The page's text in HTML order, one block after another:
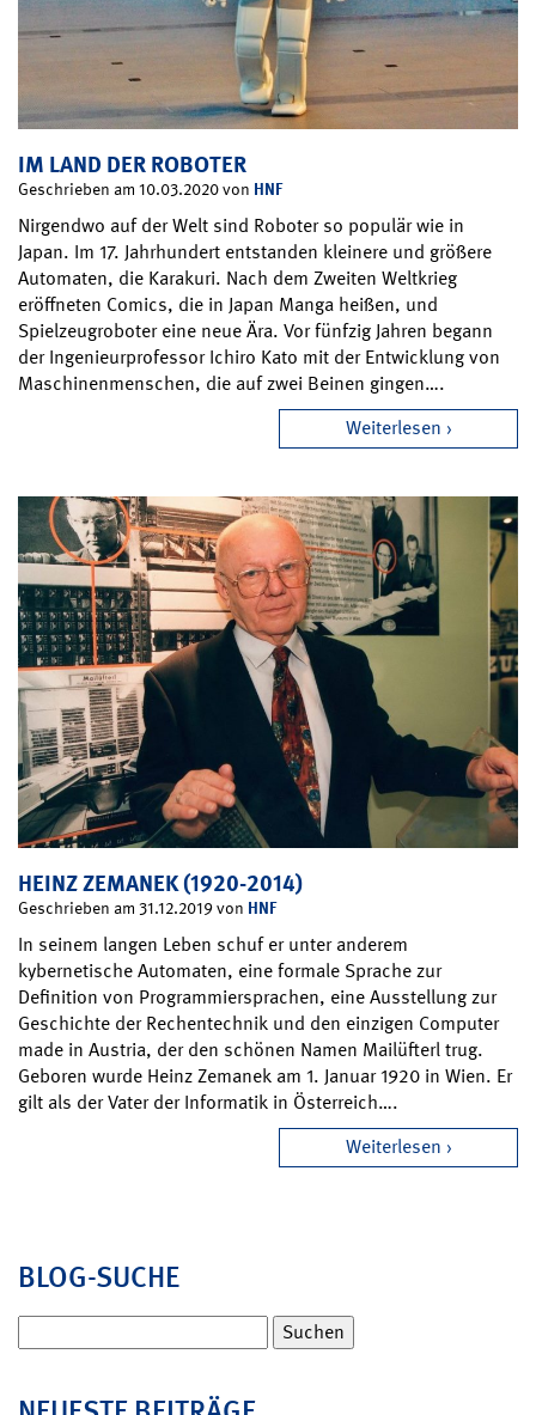
IM LAND DER ROBOTER
Geschrieben am 10.03.2020 von HNF
Nirgendwo auf der Welt sind Roboter so populär wie in
Japan. Im 17. Jahrhundert entstanden kleinere und größere
Automaten, die Karakuri. Nach dem Zweiten Weltkrieg
eröffneten Comics, die in Japan Manga heißen, und
Spielzeugroboter eine neue Ära. Vor fünfzig Jahren begann
der Ingenieurprofessor Ichiro Kato mit der Entwicklung von
Maschinenmenschen, die auf zwei Beinen gingen….
Weiterlesen
HEINZ ZEMANEK (1920-2014)
Geschrieben am 31.12.2019 von HNF
In seinem langen Leben schuf er unter anderem
kybernetische Automaten, eine formale Sprache zur
Definition von Programmiersprachen, eine Ausstellung zur
Geschichte der Rechentechnik und den einzigen Computer
made in Austria, der den schönen Namen Mailüfterl trug.
Geboren wurde Heinz Zemanek am 1. Januar 1920 in Wien. Er
gilt als der Vater der Informatik in Österreich….
Weiterlesen
BLOG-SUCHE
nach: